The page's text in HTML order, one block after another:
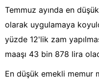
Temmuz ayında en
olarak uygulamaya
yüzde 12'lik zam
maaşı 43 bin 878 lira
En düşük emekli memur